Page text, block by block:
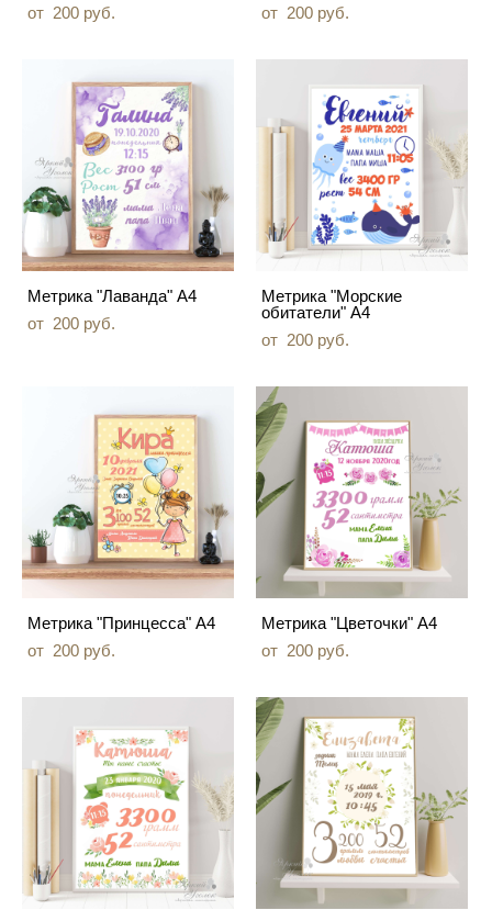
от 200 pуб.
от 200 pуб.
Метрика "Лаванда" А4
от 200 pуб.
Метрика "Морские
обитатели" А4
от 200 pуб.
Метрика "Принцесса" А4
от 200 pуб.
Метрика "Цветочки" А4
от 200 pуб.